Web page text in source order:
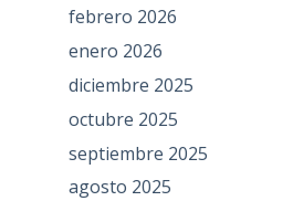
febrero 2026
enero 2026
diciembre 2025
octubre 2025
septiembre 2025
agosto 2025